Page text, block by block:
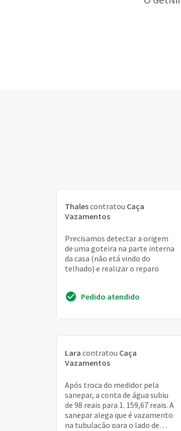
Thalescontratou Caça
Vazamentos
Precisamos detectar a origem
de uma goteira na parte interna
da casa (não etá vindo do
telhado) e realizar o reparo
Pedido atendido
Lara contratou Caça
Vazamentos
Após troca do medidor pela
sanepar, a conta de água subiu
de 98 reais para 1. 159,67 reais. A
sanepar alega que é vazamento
na tubulação para o lado de